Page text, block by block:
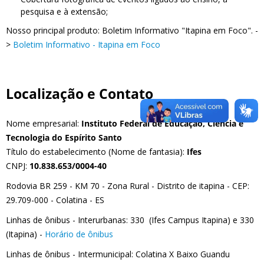
pesquisa e à extensão;
Nosso principal produto: Boletim Informativo "Itapina em Foco". -
> Boletim Informativo - Itapina em Foco
Localização e Contato
Nome empresarial: Instituto Federal de Educação, Ciência e
Tecnologia do Espírito Santo
Título do estabelecimento (Nome de fantasia): Ifes
CNPJ: 10.838.653/0004-40
Rodovia BR 259 - KM 70 - Zona Rural - Distrito de itapina - CEP:
29.709-000 - Colatina - ES
Linhas de ônibus - Interurbanas: 330 (Ifes Campus Itapina) e 330
(Itapina) - Horário de ônibus
Linhas de ônibus - Intermunicipal: Colatina X Baixo Guandu